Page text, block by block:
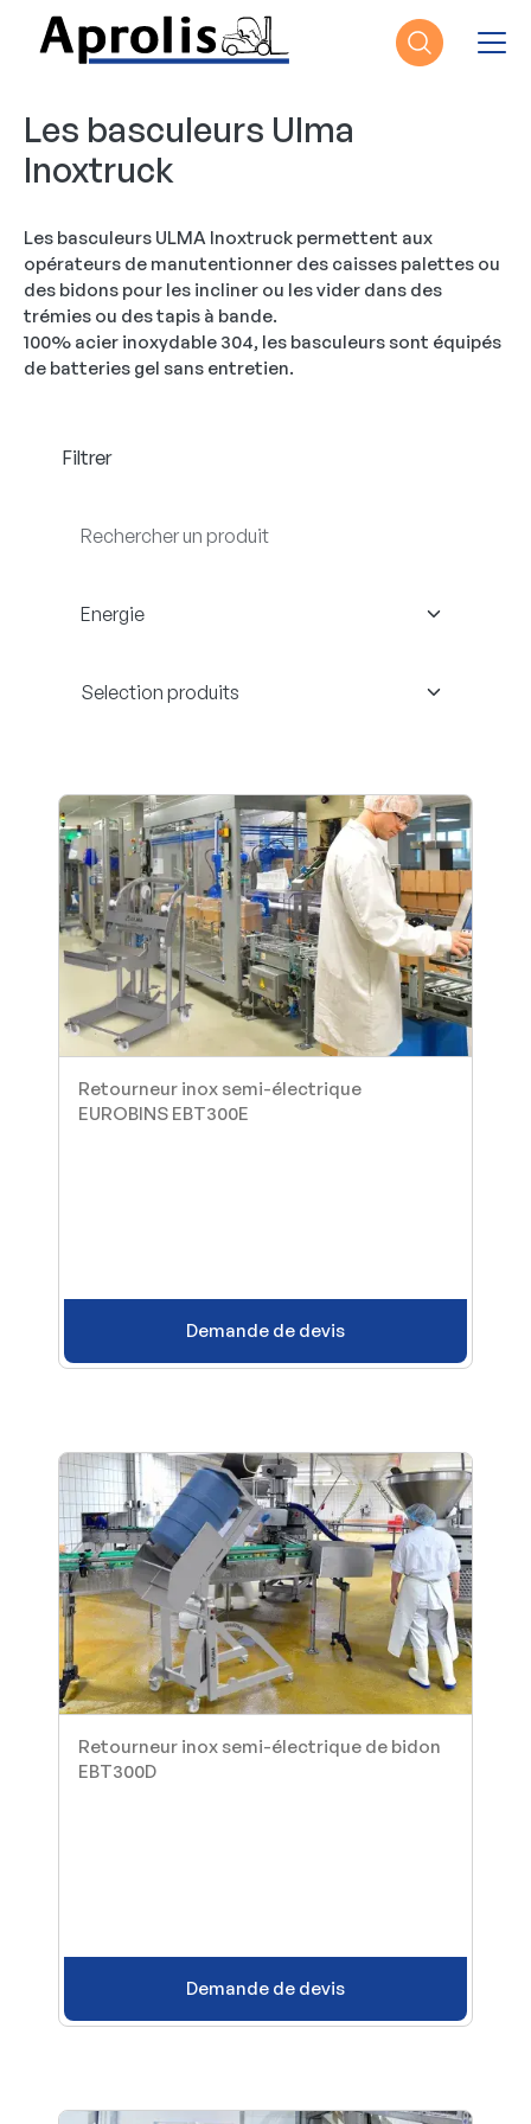
Aller au contenu principal
Les basculeurs Ulma
Inoxtruck
Les basculeurs ULMA Inoxtruck permettent aux
opérateurs de manutentionner des caisses palettes ou
des bidons pour les incliner ou les vider dans des
trémies ou des tapis à bande.
100% acier inoxydable 304, les basculeurs sont équipés
de batteries gel sans entretien.
Filtrer
Retourneur inox semi-électrique
EUROBINS EBT300E
Demande de devis
Retourneur inox semi-électrique de bidon
EBT300D
Demande de devis